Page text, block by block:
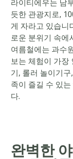
라이티에우는 남
듯한 관광지로,
게 자라고 있습니
로운 분위기 속에
여름철에는 과수
보는 체험이 가장
기, 롤러 놀이기
족이 즐길 수 있는
다.
완벽한